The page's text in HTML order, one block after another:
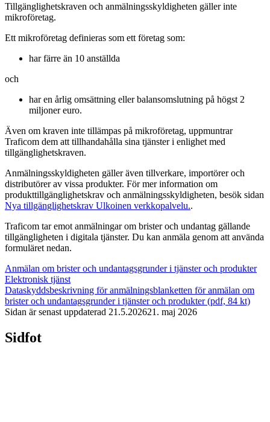
Tillgänglighetskraven och anmälningsskyldigheten gäller inte
mikroföretag.
Ett mikroföretag definieras som ett företag som:
har färre än 10 anställda
och
har en årlig omsättning eller balansomslutning på högst 2
miljoner euro.
Även om kraven inte tillämpas på mikroföretag, uppmuntrar
Traficom dem att tillhandahålla sina tjänster i enlighet med
tillgänglighetskraven.
Anmälningsskyldigheten gäller även tillverkare, importörer och
distributörer av vissa produkter. För mer information om
produkttillgänglighetskrav och anmälningsskyldigheten, besök sidan
Nya tillgänglighetskrav Ulkoinen verkkopalvelu..
Traficom tar emot anmälningar om brister och undantag gällande
tillgängligheten i digitala tjänster. Du kan anmäla genom att använda
formuläret nedan.
Anmälan om brister och undantagsgrunder i tjänster och produkter
Elektronisk tjänst
Dataskyddsbeskrivning för anmälningsblanketten för anmälan om
brister och undantagsgrunder i tjänster och produkter (pdf, 84 kt)
Sidan är senast uppdaterad 21.5.202621. maj 2026
Sidfot